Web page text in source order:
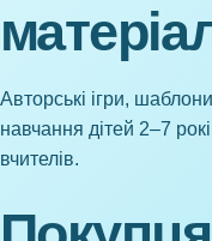
Авторські ігри,
навчання дітей 2–7
вчителів.